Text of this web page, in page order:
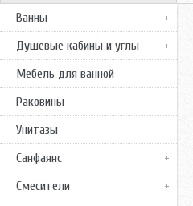
Ванны
Душевые кабины и углы
Мебель для ванной
Раковины
Унитазы
Санфаянс
Смесители